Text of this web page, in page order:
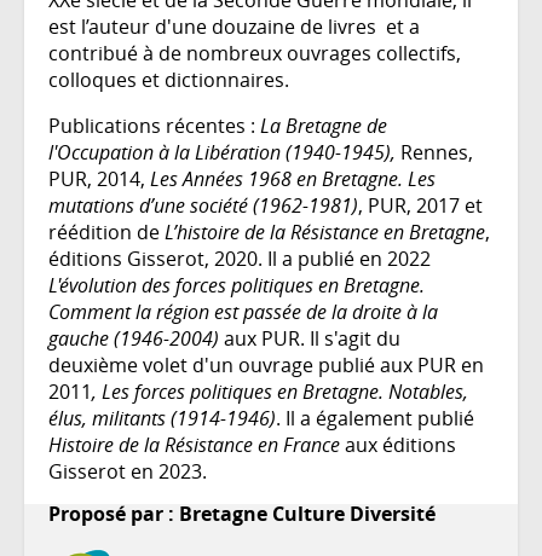
est l’auteur d'une douzaine de livres et a
contribué à de nombreux ouvrages collectifs,
colloques et dictionnaires.
Publications récentes : La Bretagne de
l'Occupation à la Libération (1940-1945), Rennes,
PUR, 2014, Les Années 1968 en Bretagne. Les
mutations d’une société (1962-1981), PUR, 2017 et
réédition deL’histoire de la Résistance en Bretagne,
éditions Gisserot, 2020. Il a publié en 2022
L'évolution des forces politiques en Bretagne.
Comment la région est passée de la droite à la
gauche (1946-2004) aux PUR. Il s'agit du
deuxième volet d'un ouvrage publié aux PUR en
2011, Les forces politiques en Bretagne. Notables,
élus, militants (1914-1946). Il a également publié
Histoire de la Résistance en Franceaux éditions
Gisserot en 2023.
Proposé par : Bretagne Culture Diversité